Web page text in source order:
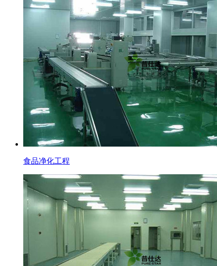
食品净化工程